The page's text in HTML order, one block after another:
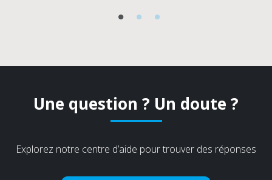
Une question ? Un doute ?
Explorez notre centre d’aide pour trouver des réponses